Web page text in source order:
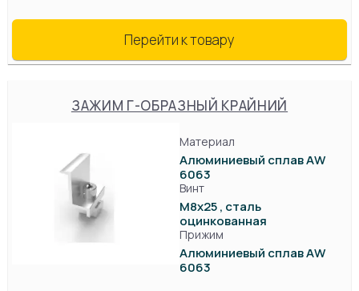
Перейти к товару
ЗАЖИМ Г-ОБРАЗНЫЙ КРАЙНИЙ
Материал
Алюминиевый сплав AW
6063
Винт
М8х25 , сталь
оцинкованная
Прижим
Алюминиевый сплав AW
6063